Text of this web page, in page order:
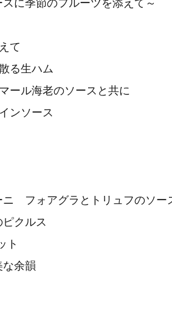
に季節のフルーツを添えて～
て
る生ハム
ール海老のソースと共に
ンソース
ニ フォアグラとトリュフのソー
クルス
ト
余韻